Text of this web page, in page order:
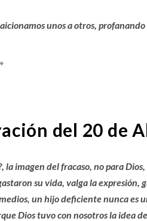
unos a otros,
del 20 de
la imagen del fracaso, no para
su vida, valga la
un hijo deficiente nunca es
Dios tuvo con nosotros la idea